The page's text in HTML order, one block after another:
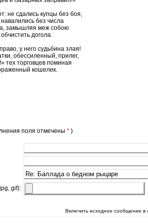
не сдались купцы без боя,
без числа
замышляя меж собою
догола.
у него судьбина злая!
обессиленный, прилег,
тех торговцев поминая
кошелек.
поля отмечены * )
gif):
Включить исходное сообщение в